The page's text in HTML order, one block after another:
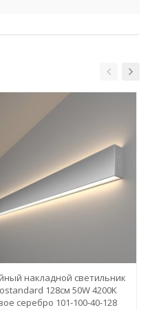
накладной светильник
128см 50W 4200K
серебро 101-100-40-128